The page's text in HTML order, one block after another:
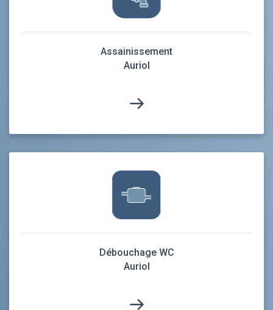
Assainissement
Auriol
Débouchage WC
Auriol